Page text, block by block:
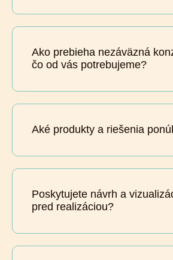
Ako prebieha nezáväzná
čo od vás potrebujeme?
Aké produkty a riešenia
Poskytujete návrh a
pred realizáciou?